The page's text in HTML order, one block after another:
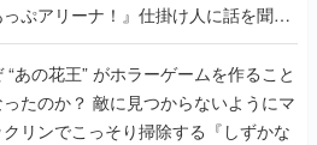
っぷアリーナ！』仕掛け人に話を聞い
“あの花王” がホラーゲームを作ること
？ 敵に見つからないようにマ
クリンでこっそり掃除する『しずかな